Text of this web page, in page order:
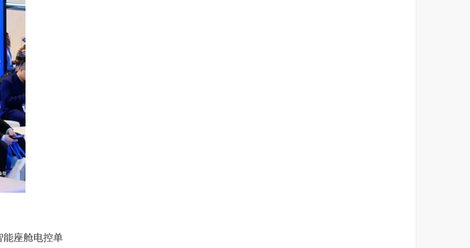
能座舱电控单